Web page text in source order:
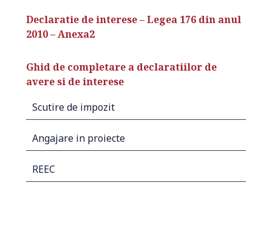
Declaratie de interese – Legea 176 din anul
2010 – Anexa2
Ghid de completare a declaratiilor de
avere si de interese
Scutire de impozit
Angajare in proiecte
REEC